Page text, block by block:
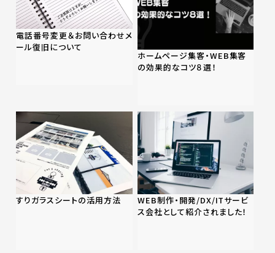
電話番号変更＆お問い合わせメ
ール復旧について
ホームページ集客・WEB集客
の効果的なコツ８選！
すりガラスシートの活用方法
WEB制作・開発/DX/ITサービ
ス会社として紹介されました！